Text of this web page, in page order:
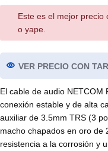
Este es el mejor
o yape.
VER PRECIO CON
El cable de audio NETCOM
conexión estable y de alta
auxiliar de 3.5mm TRS (3
macho chapados en oro de
resistencia a la corrosión y